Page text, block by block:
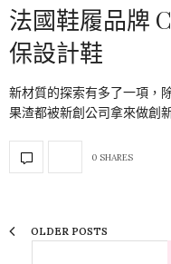
法國鞋履品牌
保設計鞋
新材質的探索有多了一項，
果渣都被新創公司拿來做創
0 SHARES
OLDER POSTS